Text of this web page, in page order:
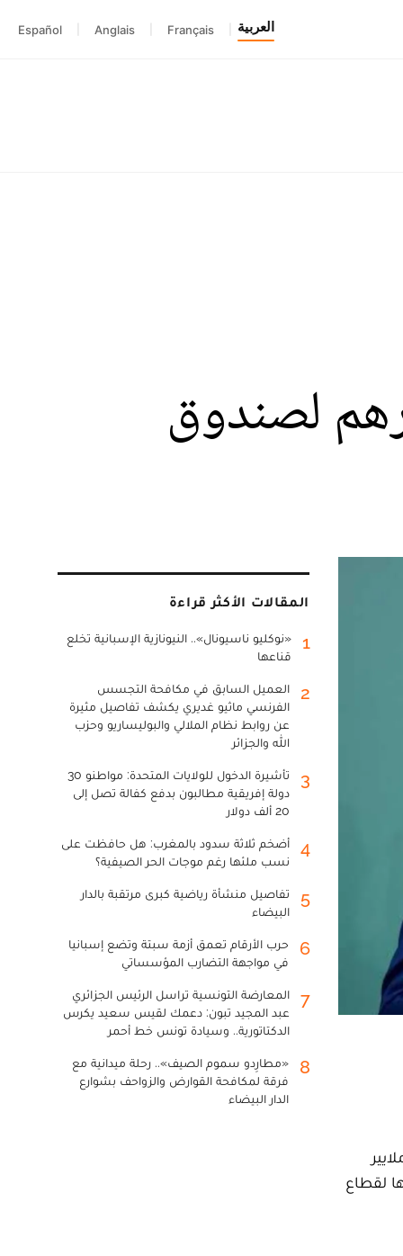
العربية Français
Anglais
Español
3 ملايير درهم لصندوق
الصغرى والتشغيل والكفاءات، يونس السكوري، أنه سيتم تخصيص أزيد من 3 ملايير
لقطاع
المقالات الأكثر قراءة
1
«نوكليو ناسيونال».. النيونازية الإسبانية تخلع
قناعها
2
العميل السابق في مكافحة التجسس
الفرنسي ماثيو غديري يكشف تفاصيل مثيرة
عن روابط نظام الملالي والبوليساريو وحزب
الله والجزائر
3
تأشيرة الدخول للولايات المتحدة: مواطنو 30
دولة إفريقية مطالبون بدفع كفالة تصل إلى
20 ألف دولار
4
أضخم ثلاثة سدود بالمغرب: هل حافظت على
نسب ملئها رغم موجات الحر الصيفية؟
5
تفاصيل منشأة رياضية كبرى مرتقبة بالدار
البيضاء
6
حرب الأرقام تعمق أزمة سبتة وتضع إسبانيا
في مواجهة التضارب المؤسساتي
7
المعارضة التونسية تراسل الرئيس الجزائري
عبد المجيد تبون: دعمك لقيس سعيد يكرس
الدكتاتورية.. وسيادة تونس خط أحمر
8
«مطارِدو سموم الصيف».. رحلة ميدانية مع
فرقة لمكافحة القوارض والزواحف بشوارع
الدار البيضاء